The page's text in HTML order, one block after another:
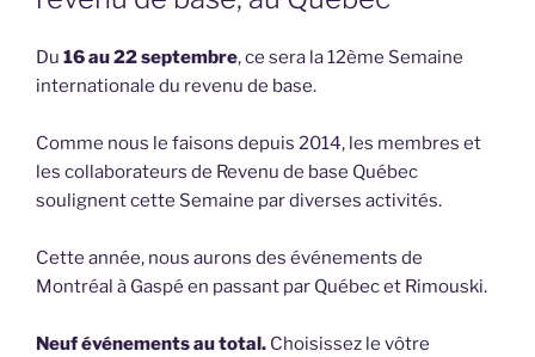
Du 16 au 22 septembre, ce sera la 12ème Semaine
internationale du revenu de base.
Comme nous le faisons depuis 2014, les membres et
les collaborateurs de Revenu de base Québec
soulignent cette Semaine par diverses activités.
Cette année, nous aurons des événements de
Montréal à Gaspé en passant par Québec et Rimouski.
Neuf événements au total. Choisissez le vôtre